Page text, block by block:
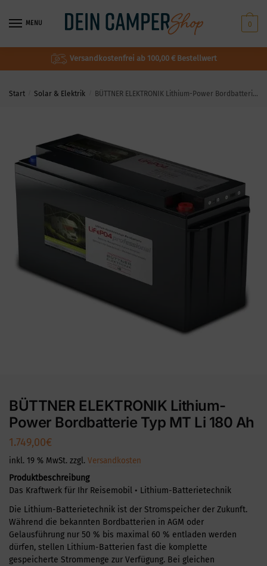
MENU 0
Versandkostenfrei ab 100,00 € Bestellwert
Start Solar & Elektrik BÜTTNER ELEKTRONIK Lithium-Power Bordbatterie Typ MT Li 180 Ah
BÜTTNER ELEKTRONIK Lithium-
Power Bordbatterie Typ MT Li 180 Ah
1.749,00€
inkl. 19 % MwSt. zzgl. Versandkosten
Produktbeschreibung
Das Kraftwerk für Ihr Reisemobil • Lithium-Batterietechnik
Die Lithium-Batterietechnik ist der Stromspeicher der Zukunft.
Während die bekannten Bordbatterien in AGM oder
Gelausführung nur 50 % bis maximal 60 % entladen werden
dürfen, stellen Lithium-Batterien fast die komplette
gespeicherte Strommenge zur Verfügung. Bei gleichen